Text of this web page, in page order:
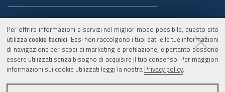
Per offrire informazioni e servizi nel miglior modo possibile, questo sito
utilizzacookie tecnici. Essi non raccolgono i tuoi dati e le tue informazioni
di navigazione per scopi di marketing e profilazione, e pertanto possono
essere utilizzati senza bisogno di acquisire il tuo consenso. Per maggiori
informazioni sui cookie utilizzati leggi la nostra Privacy policy.
Informazioni sul Burert
e contatti
C.F. 800.625.903.79